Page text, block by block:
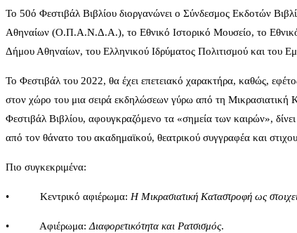
Το 50ό Φεστιβάλ Βιβλίου διοργανώνει ο Σύνδεσμος Εκδοτών
Αθηναίων (Ο.Π.Α.Ν.Δ.Α.), το Εθνικό Ιστορικό Μουσείο, το Εθνικό
Δήμου Αθηναίων, του Ελληνικού Ιδρύματος Πολιτισμού και του
Το Φεστιβάλ του 2022, θα έχει επετειακό χαρακτήρα, καθώς,
στον χώρο του μια σειρά εκδηλώσεων γύρω από τη Μικρασιατική
Φεστιβάλ Βιβλίου, αφουγκραζόμενο τα «σημεία των καιρών»,
από τον θάνατο του ακαδημαϊκού, θεατρικού συγγραφέα και
Πιο συγκεκριμένα:
• Κεντρικό αφιέρωμα: Η Μικρασιατική Καταστροφή ως
• Αφιέρωμα:Διαφορετικότητα και Ρατσισμός.